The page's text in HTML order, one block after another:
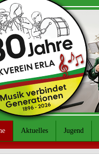
Aktuelles Jugend